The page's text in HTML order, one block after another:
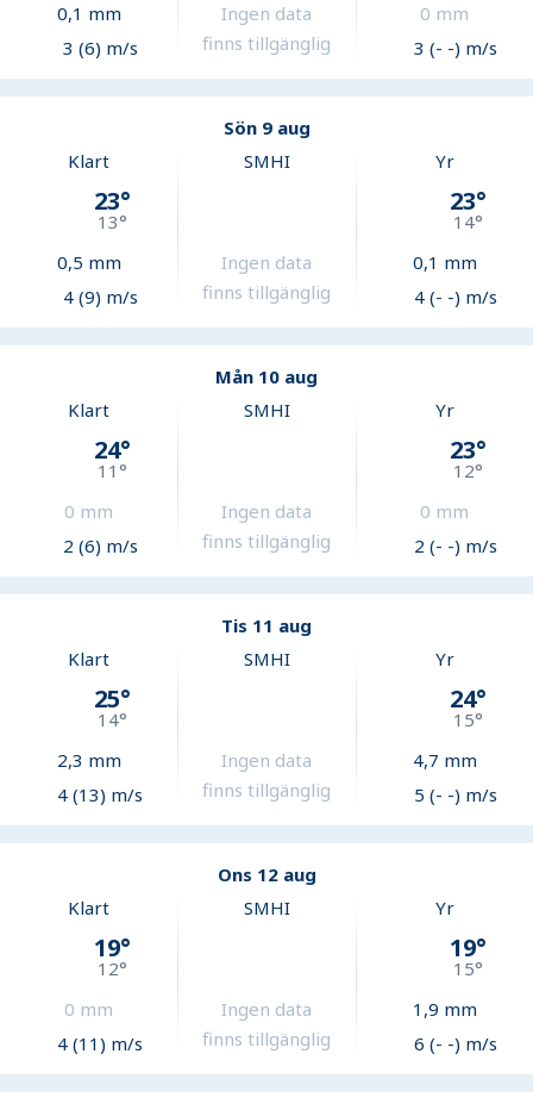
0,1 mm
3 (6) m/s
Ingen data
finns tillgänglig
0 mm
3 (- -) m/s
Sön 9 aug
Klart
23°
13°
0,5 mm
4 (9) m/s
SMHI
Ingen data
finns tillgänglig
Yr
23°
14°
0,1 mm
4 (- -) m/s
Mån 10 aug
Klart
24°
11°
0 mm
2 (6) m/s
SMHI
Ingen data
finns tillgänglig
Yr
23°
12°
0 mm
2 (- -) m/s
Tis 11 aug
Klart
25°
14°
2,3 mm
4 (13) m/s
SMHI
Ingen data
finns tillgänglig
Yr
24°
15°
4,7 mm
5 (- -) m/s
Ons 12 aug
Klart
19°
12°
0 mm
4 (11) m/s
SMHI
Ingen data
finns tillgänglig
Yr
19°
15°
1,9 mm
6 (- -) m/s